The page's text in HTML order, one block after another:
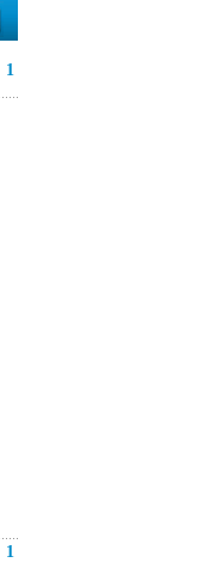
1
1